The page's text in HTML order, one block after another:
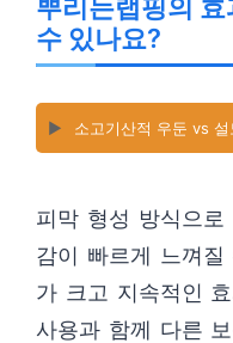
뿌리는랩핑의
수 있나요?
▶️ 소고기산적 우둔 vs
피막 형성 방식으
감이 빠르게 느껴
가 크고 지속적인
사용과 함께 다른